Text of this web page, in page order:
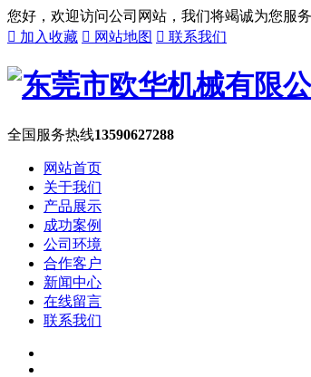
您好，欢迎访问公司网站，我们将竭诚为您服务
 加入收藏  网站地图  联系我们
全国服务热线13590627288
网站首页
关于我们
产品展示
成功案例
公司环境
合作客户
新闻中心
在线留言
联系我们